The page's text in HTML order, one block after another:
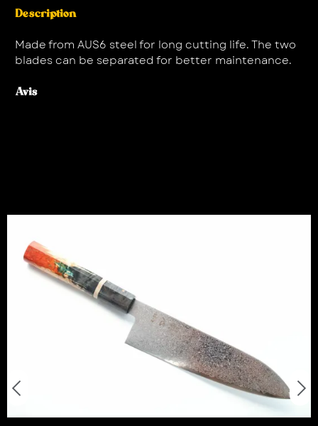
Description
Made from AUS6 steel for long cutting life. The two
blades can be separated for better maintenance.
Avis